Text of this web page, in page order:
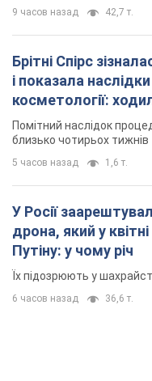
9 часов назад 42,7 т.
Брітні Спірс
і показала
косметології:
місяць
Помітний наслідок
близько чотирьох тижнів
5 часов назад 1,6 т.
У Росії
дрона, який у
Путіну: у чому річ
Їх підозрюють у
6 часов назад 36,6 т.